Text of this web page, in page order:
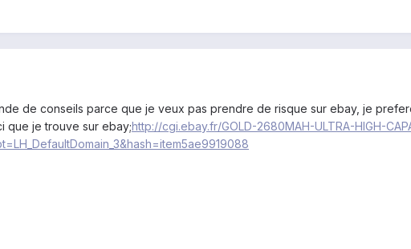
de conseils parce que je veux pas prendre de risque sur ebay, je
que je trouve sur ebay;http://cgi.ebay.fr/GOLD-2680MAH-ULTRA-HIGH-